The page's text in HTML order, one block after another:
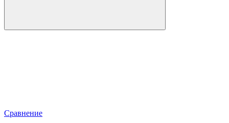
Сравнение